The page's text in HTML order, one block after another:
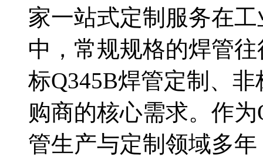
家一站式定制服务在
中，常规规格的焊管
标Q345B焊管定制、
购商的核心需求。作
管生产与定制领域多